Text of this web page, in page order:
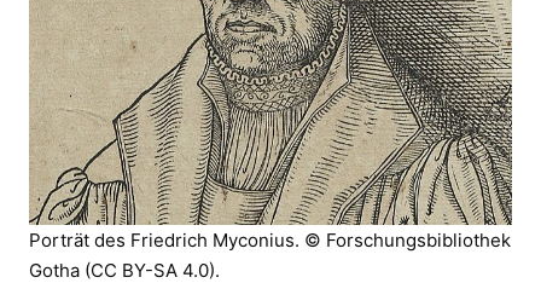
Porträt des Friedrich Myconius. © Forschungsbibliothek
Gotha (CC BY-SA 4.0).